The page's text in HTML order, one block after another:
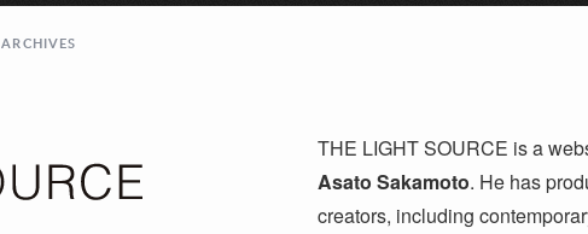
ARCHIVES
THE LIGHT SOURCE is a
Asato Sakamoto. He has
creators, including